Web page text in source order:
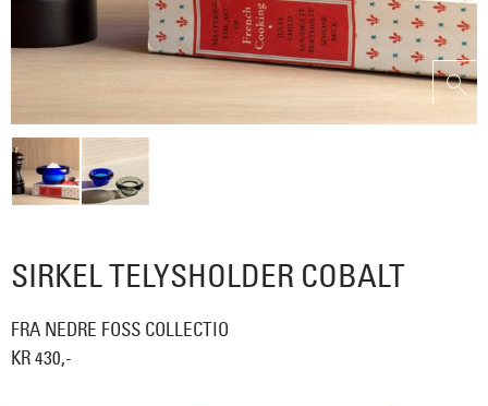
SIRKEL TELYSHOLDER COBALT
FRA NEDRE FOSS COLLECTIO
KR 430,-